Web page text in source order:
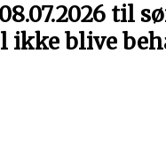
til
blive